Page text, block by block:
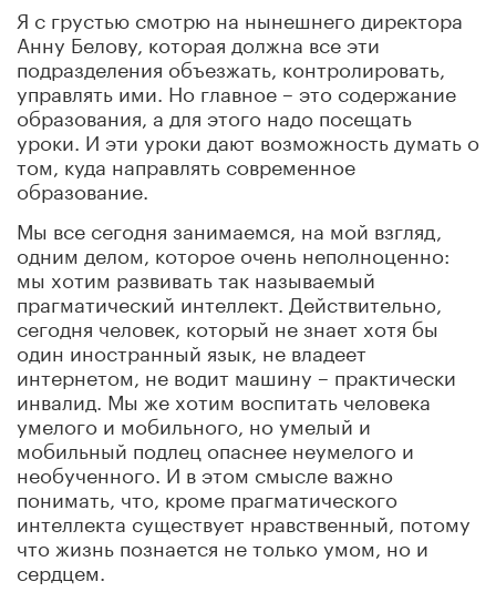
Я с грустью смотрю на нынешнего директора
Анну Белову, которая должна все эти
подразделения объезжать, контролировать,
управлять ими. Но главное – это содержание
образования, а для этого надо посещать
уроки. И эти уроки дают возможность думать о
том, куда направлять современное
образование.
Мы все сегодня занимаемся, на мой взгляд,
одним делом, которое очень неполноценно:
мы хотим развивать так называемый
прагматический интеллект. Действительно,
сегодня человек, который не знает хотя бы
один иностранный язык, не владеет
интернетом, не водит машину – практически
инвалид. Мы же хотим воспитать человека
умелого и мобильного, но умелый и
мобильный подлец опаснее неумелого и
необученного. И в этом смысле важно
понимать, что, кроме прагматического
интеллекта существует нравственный, потому
что жизнь познается не только умом, но и
сердцем.